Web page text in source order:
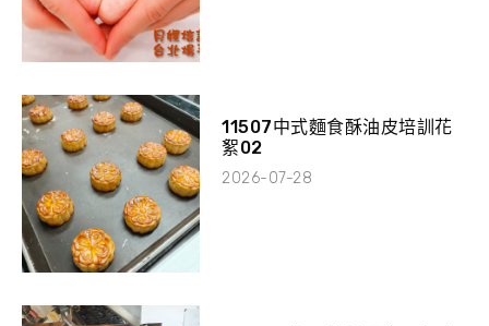
11507中式麵食酥油皮培訓花
絮02
2026-07-28